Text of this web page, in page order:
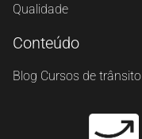
Qualidade
Conteúdo
Blog Cursos de trânsito